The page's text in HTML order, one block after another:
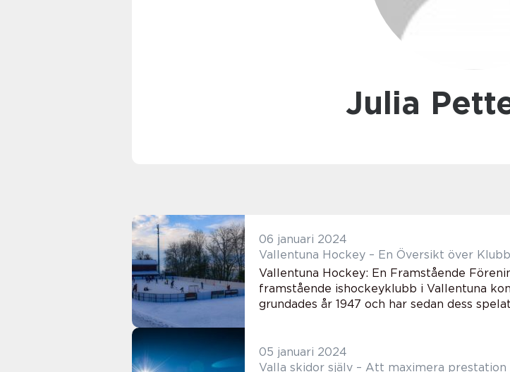
Julia
06 januari 2024
Vallentuna Hockey – En Översikt över
Vallentuna Hockey: En Framstående
framstående ishockeyklubb i Vallentuna
grundades år 1947 och har sedan dess
05 januari 2024
Valla skidor själv – Att maximera